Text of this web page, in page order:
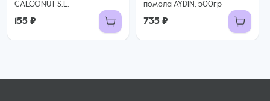
CALCONUT S.L.
155 ₽
помола AYDIN, 500гр
735 ₽